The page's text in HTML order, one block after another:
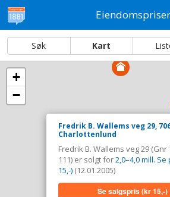
Eiendomspriser
Søk Kart
Fredrik B. Wallems veg 29,
Charlottenlund
12.01.2005
2,0–4,0 mill. Se pris
Bolig. Gnr 16 -
Fredrik B. Wallems veg 29,
Charlottenlund
Fredrik B. Wallems veg 29 (Gnr
111) er solgt for2,0–4,0 mill. Se
15,-) (12.01.2005)
Se salgspris(kr 15,-)
+
−